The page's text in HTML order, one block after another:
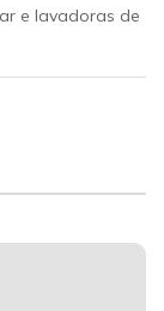
e lavadoras de